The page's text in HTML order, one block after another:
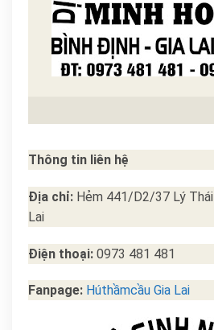
Thông tin liên hệ
Địa chỉ: Hẻm 441/D2/37 Lý Thái
Lai
Điện thoại: 0973 481 481
Fanpage: Húthầmcầu Gia Lai